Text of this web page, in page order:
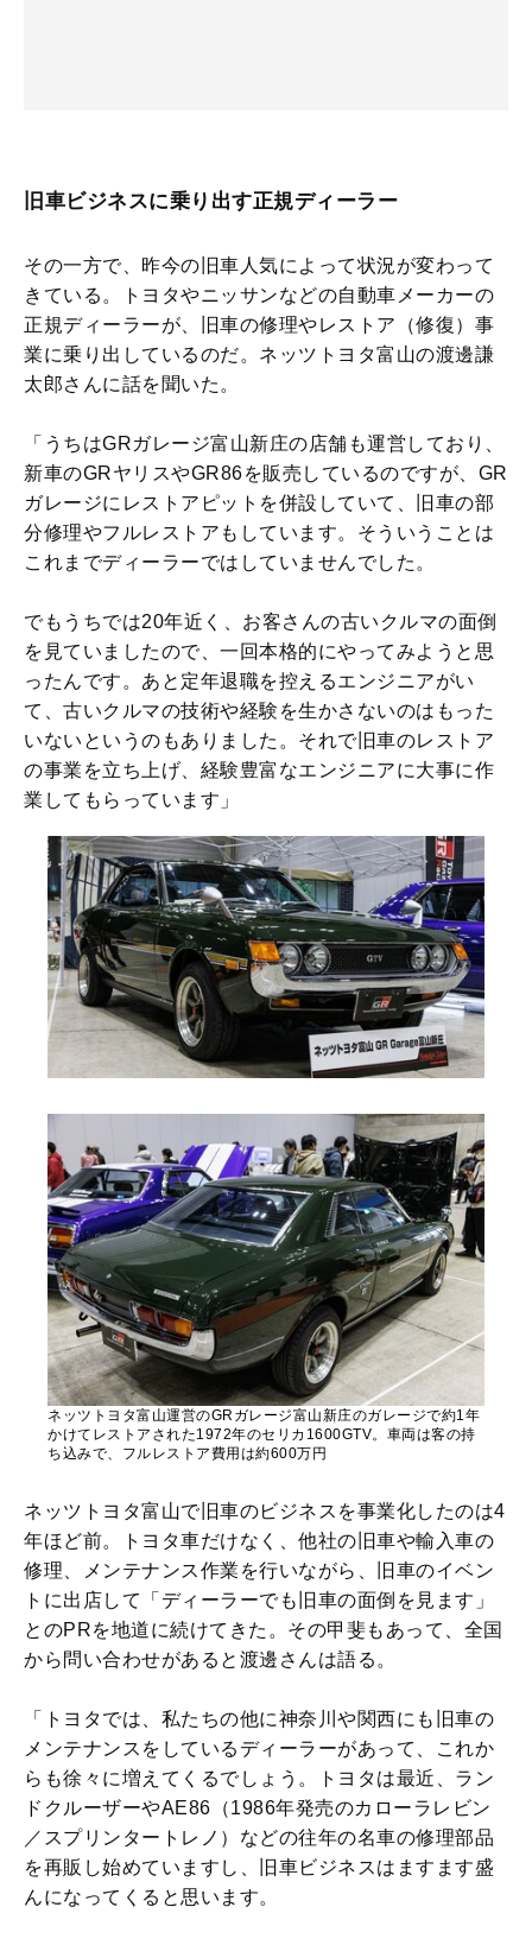
旧車ビジネスに乗り出す正規ディーラー
その一方で、昨今の旧車人気によって状況が変わって
きている。トヨタやニッサンなどの自動車メーカーの
正規ディーラーが、旧車の修理やレストア（修復）事
業に乗り出しているのだ。ネッツトヨタ富山の渡邊謙
太郎さんに話を聞いた。
「うちはGRガレージ富山新庄の店舗も運営しており、
新車のGRヤリスやGR86を販売しているのですが、GR
ガレージにレストアピットを併設していて、旧車の部
分修理やフルレストアもしています。そういうことは
これまでディーラーではしていませんでした。
でもうちでは20年近く、お客さんの古いクルマの面倒
を見ていましたので、一回本格的にやってみようと思
ったんです。あと定年退職を控えるエンジニアがい
て、古いクルマの技術や経験を生かさないのはもった
いないというのもありました。それで旧車のレストア
の事業を立ち上げ、経験豊富なエンジニアに大事に作
業してもらっています」
ネッツトヨタ富山運営のGRガレージ富山新庄のガレージで約1年
かけてレストアされた1972年のセリカ1600GTV。車両は客の持
ち込みで、フルレストア費用は約600万円
ネッツトヨタ富山で旧車のビジネスを事業化したのは4
年ほど前。トヨタ車だけなく、他社の旧車や輸入車の
修理、メンテナンス作業を行いながら、旧車のイベン
トに出店して「ディーラーでも旧車の面倒を見ます」
とのPRを地道に続けてきた。その甲斐もあって、全国
から問い合わせがあると渡邊さんは語る。
「トヨタでは、私たちの他に神奈川や関西にも旧車の
メンテナンスをしているディーラーがあって、これか
らも徐々に増えてくるでしょう。トヨタは最近、ラン
ドクルーザーやAE86（1986年発売のカローラレビン
／スプリンタートレノ）などの往年の名車の修理部品
を再販し始めていますし、旧車ビジネスはますます盛
んになってくると思います。